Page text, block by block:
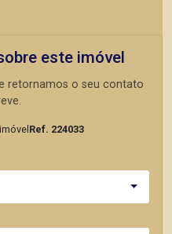
este imóvel
retornamos o seu contato
Ref. 224033